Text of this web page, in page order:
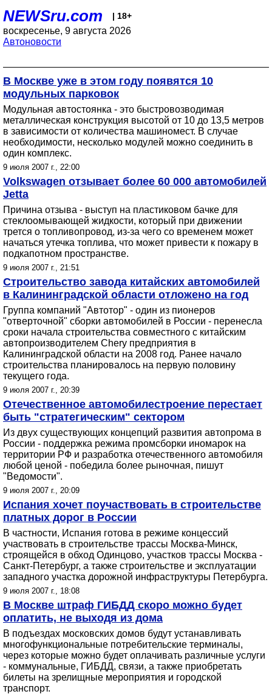
NEWSru.com | 18+
воскресенье, 9 августа 2026
Автоновости
В Москве уже в этом году появятся 10
модульных парковок
Модульная автостоянка - это быстровозводимая
металлическая конструкция высотой от 10 до 13,5 метров
в зависимости от количества машиномест. В случае
необходимости, несколько модулей можно соединить в
один комплекс.
9 июля 2007 г., 22:00
Volkswagen отзывает более 60 000 автомобилей
Jetta
Причина отзыва - выступ на пластиковом бачке для
стеклоомывающей жидкости, который при движении
трется о топливопровод, из-за чего со временем может
начаться утечка топлива, что может привести к пожару в
подкапотном пространстве.
9 июля 2007 г., 21:51
Строительство завода китайских автомобилей
в Калининградской области отложено на год
Группа компаний "Автотор" - один из пионеров
"отверточной" сборки автомобилей в России - перенесла
сроки начала строительства совместного с китайским
автопроизводителем Chery предприятия в
Калининградской области на 2008 год. Ранее начало
строительства планировалось на первую половину
текущего года.
9 июля 2007 г., 20:39
Отечественное автомобилестроение перестает
быть "стратегическим" сектором
Из двух существующих концепций развития автопрома в
России - поддержка режима промсборки иномарок на
территории РФ и разработка отечественного автомобиля
любой ценой - победила более рыночная, пишут
"Ведомости".
9 июля 2007 г., 20:09
Испания хочет поучаствовать в строительстве
платных дорог в России
В частности, Испания готова в режиме концессий
участвовать в строительстве трассы Москва-Минск,
строящейся в обход Одинцово, участков трассы Москва -
Санкт-Петербург, а также строительстве и эксплуатации
западного участка дорожной инфраструктуры Петербурга.
9 июля 2007 г., 18:08
В Москве штраф ГИБДД скоро можно будет
оплатить, не выходя из дома
В подъездах московских домов будут устанавливать
многофункциональные потребительские терминалы,
через которые можно будет оплачивать различные услуги
- коммунальные, ГИБДД, связи, а также приобретать
билеты на зрелищные мероприятия и городской
транспорт.